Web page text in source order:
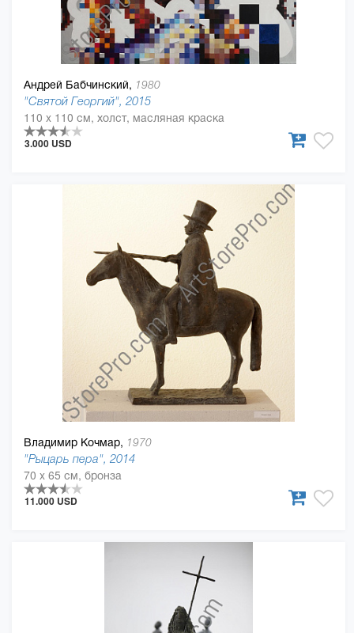
Андрей Бабчинский, 1980
"Святой Георгий", 2015
110 x 110 см, холст, масляная краска
3.000 USD
Владимир Кочмар, 1970
"Рыцарь пера", 2014
70 x 65 см, бронза
11.000 USD